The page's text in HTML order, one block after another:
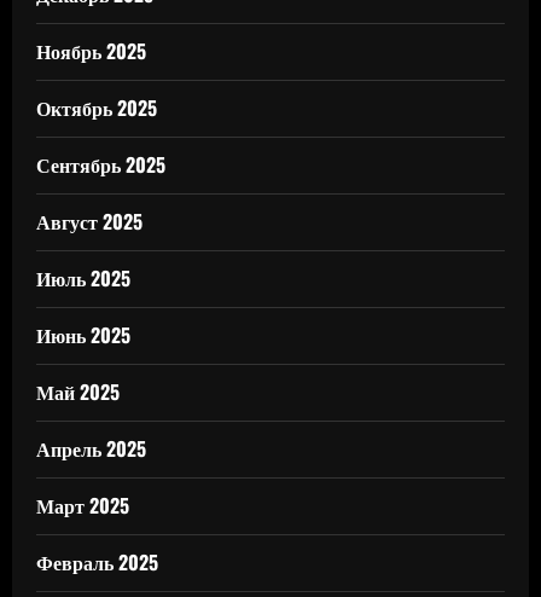
Ноябрь 2025
Октябрь 2025
Сентябрь 2025
Август 2025
Июль 2025
Июнь 2025
Май 2025
Апрель 2025
Март 2025
Февраль 2025